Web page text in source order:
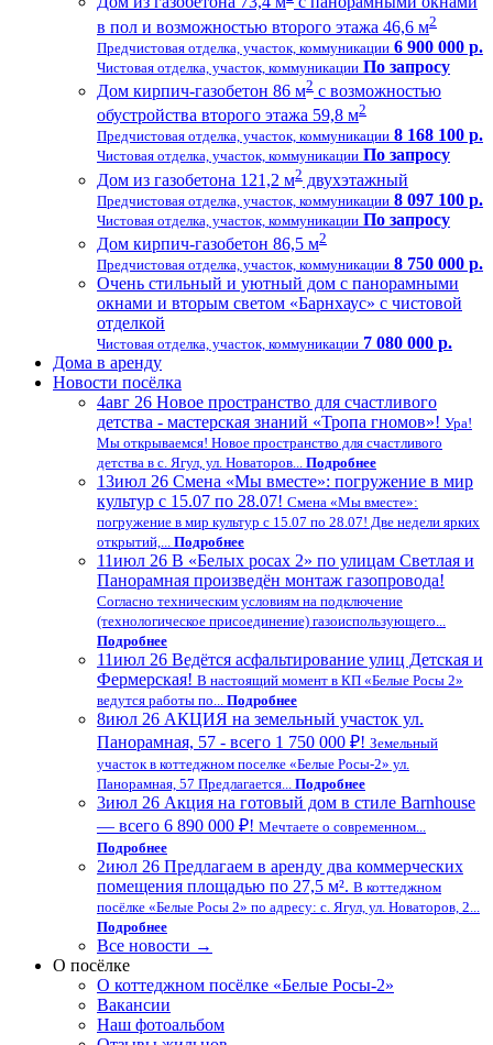
в пол и возможностью второго этажа 46,6 м2
Предчистовая отделка, участок, коммуникации 6 900 000 р.
Чистовая отделка, участок, коммуникации По запросу
Дом кирпич-газобетон 86 м2 с возможностью
обустройства второго этажа 59,8 м2
Предчистовая отделка, участок, коммуникации 8 168 100 р.
Чистовая отделка, участок, коммуникации По запросу
Дом из газобетона 121,2 м2 двухэтажный
Предчистовая отделка, участок, коммуникации 8 097 100 р.
Чистовая отделка, участок, коммуникации По запросу
Дом кирпич-газобетон 86,5 м2
Предчистовая отделка, участок, коммуникации 8 750 000 р.
Очень стильный и уютный дом с панорамными
окнами и вторым светом «Барнхаус» с чистовой
отделкой
Чистовая отделка, участок, коммуникации 7 080 000 р.
Дома в аренду
Новости посёлка
4авг 26 Новое пространство для счастливого
детства - мастерская знаний «Тропа гномов»! Ура!
Мы открываемся! Новое пространство для счастливого
детства в с. Ягул, ул. Новаторов... Подробнее
13июл 26 Смена «Мы вместе»: погружение в мир
культур с 15.07 по 28.07! Смена «Мы вместе»:
погружение в мир культур с 15.07 по 28.07! Две недели ярких
открытий,... Подробнее
11июл 26 В «Белых росах 2» по улицам Светлая и
Панорамная произведён монтаж газопровода!
Согласно техническим условиям на подключение
(технологическое присоединение) газоиспользующего...
Подробнее
11июл 26 Ведётся асфальтирование улиц Детская и
Фермерская! В настоящий момент в КП «Белые Росы 2»
ведутся работы по... Подробнее
8июл 26 АКЦИЯ на земельный участок ул.
Панорамная, 57 - всего 1 750 000 ₽! Земельный
участок в коттеджном поселке «Белые Росы-2» ул.
Панорамная, 57 Предлагается... Подробнее
3июл 26 Акция на готовый дом в стиле Barnhouse
— всего 6 890 000 ₽! Мечтаете о современном...
Подробнее
2июл 26 Предлагаем в аренду два коммерческих
помещения площадью по 27,5 м². В коттеджном
посёлке «Белые Росы 2» по адресу: с. Ягул, ул. Новаторов, 2...
Подробнее
Все новости →
О посёлке
О коттеджном посёлке «Белые Росы-2»
Вакансии
Наш фотоальбом